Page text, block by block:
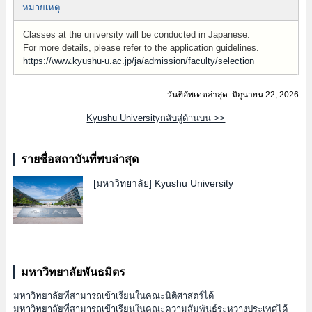
หมายเหตุ
Classes at the university will be conducted in Japanese.
For more details, please refer to the application guidelines.
https://www.kyushu-u.ac.jp/ja/admission/faculty/selection
วันที่อัพเดตล่าสุด: มิถุนายน 22, 2026
Kyushu Universityกลับสู่ด้านบน >>
รายชื่อสถาบันที่พบล่าสุด
[มหาวิทยาลัย] Kyushu University
มหาวิทยาลัยพันธมิตร
มหาวิทยาลัยที่สามารถเข้าเรียนในคณะนิติศาสตร์ได้
มหาวิทยาลัยที่สามารถเข้าเรียนในคณะความสัมพันธ์ระหว่างประเทศได้